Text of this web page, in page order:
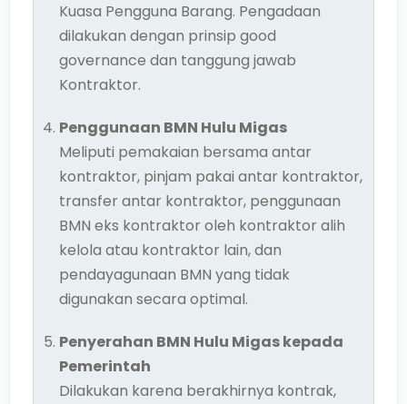
Kuasa Pengguna Barang. Pengadaan
dilakukan dengan prinsip good
governance dan tanggung jawab
Kontraktor.
Penggunaan BMN Hulu Migas
Meliputi pemakaian bersama antar
kontraktor, pinjam pakai antar kontraktor,
transfer antar kontraktor, penggunaan
BMN eks kontraktor oleh kontraktor alih
kelola atau kontraktor lain, dan
pendayagunaan BMN yang tidak
digunakan secara optimal.
Penyerahan BMN Hulu Migas kepada
Pemerintah
Dilakukan karena berakhirnya kontrak,